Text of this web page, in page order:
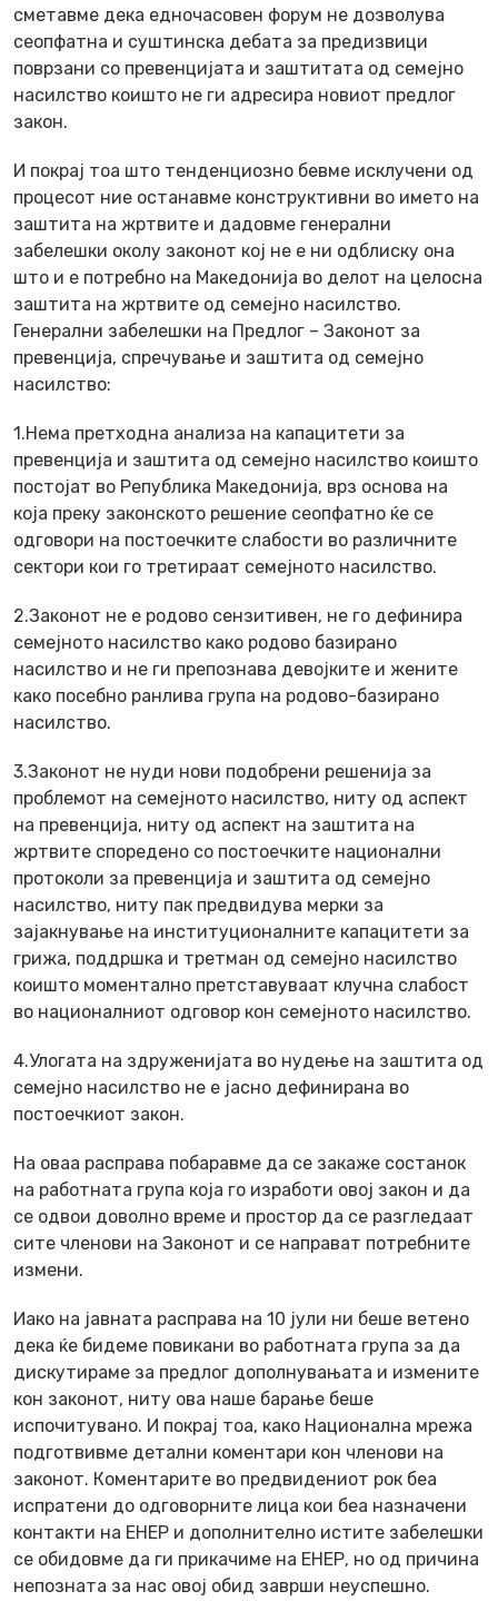
сметавме дека едночасовен форум не дозволува
сеопфатна и суштинска дебата за предизвици
поврзани со превенцијата и заштитата од семејно
насилство коишто не ги адресира новиот предлог
закон.
И покрај тоа што тенденциозно бевме исклучени од
процесот ние останавме конструктивни во името на
заштита на жртвите и дадовме генерални
забелешки околу законот кој не е ни одблиску она
што и е потребно на Македонија во делот на целосна
заштита на жртвите од семејно насилство.
Генерални забелешки на Предлог – Законот за
превенција, спречување и заштита од семејно
насилство:
1.Нема претходна анализа на капацитети за
превенција и заштита од семејно насилство коишто
постојат во Република Македонија, врз основа на
која преку законското решение сеопфатно ќе се
одговори на постоечките слабости во различните
сектори кои го третираат семејното насилство.
2.Законот не е родово сензитивен, не го дефинира
семејното насилство како родово базирано
насилство и не ги препознава девојките и жените
како посебно ранлива група на родово-базирано
насилство.
3.Законот не нуди нови подобрени решенија за
проблемот на семејното насилство, ниту од аспект
на превенција, ниту од аспект на заштита на
жртвите споредено со постоечките национални
протоколи за превенција и заштита од семејно
насилство, ниту пак предвидува мерки за
зајакнување на институционалните капацитети за
грижа, поддршка и третман од семејно насилство
коишто моментално претставуваат клучна слабост
во националниот одговор кон семејното насилство.
4.Улогата на здруженијата во нудење на заштита од
семејно насилство не е јасно дефинирана во
постоечкиот закон.
На оваа расправа побаравме да се закаже состанок
на работната група која го изработи овој закон и да
се одвои доволно време и простор да се разгледаат
сите членови на Законот и се направат потребните
измени.
Иако на јавната расправа на 10 јули ни беше ветено
дека ќе бидеме повикани во работната група за да
дискутираме за предлог дополнувањата и измените
кон законот, ниту ова наше барање беше
испочитувано. И покрај тоа, како Национална мрежа
подготвивме детални коментари кон членови на
законот. Коментарите во предвидениот рок беа
испратени до одговорните лица кои беа назначени
контакти на ЕНЕР и дополнително истите забелешки
се обидовме да ги прикачиме на ЕНЕР, но од причина
непозната за нас овој обид заврши неуспешно.